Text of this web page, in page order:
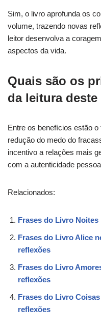
Sim, o livro aprofunda os
volume, trazendo novas
leitor desenvolva a
aspectos da vida.
Quais são os
da leitura
Entre os benefícios estão
redução do medo do
incentivo a relações mais
com a autenticidade
Relacionados:
Frases do Livro
Frases do Livro Alice
reflexões
Frases do Livro
reflexões
Frases do Livro
reflexões